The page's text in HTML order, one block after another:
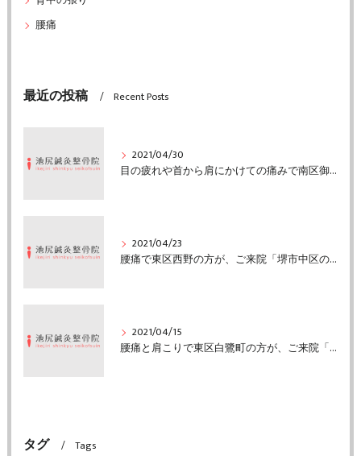
腰痛
最近の投稿 Recent Posts
2021/04/30
目の疲れや首から肩にかけての痛みで南区御池台の方がご来院「堺市中区の池尻鍼灸整骨院」
2021/04/23
腰痛で東区西野の方が、ご来院「堺市中区の池尻鍼灸整骨院」
2021/04/15
腰痛と肩こりで東区白鷺町の方が、ご来院「堺市中区の池尻鍼灸整骨院」
タグ Tags